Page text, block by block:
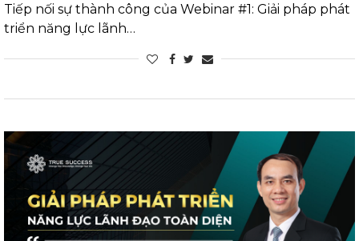
Tiếp nối sự thành công của Webinar #1: Giải pháp phát
triển năng lực lãnh…